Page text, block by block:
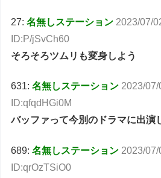
27:名無しステーション 2023/07/
ID:P/jSvCh60
そろそろツムリも変身しよう
631:名無しステーション 2023/07/
ID:qfqdHGi0M
バッファって今別のドラマに出演
689:名無しステーション 2023/
ID:qrOzTSiO0